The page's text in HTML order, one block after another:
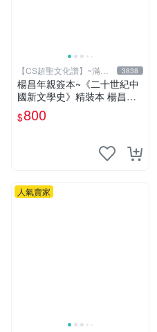
【CS超聖文化讚】~滿千
元送運
3838
楊昌年親簽本~《二十世紀中
國新文學史》精裝本 楊昌年
等著 駱駝 2005年 【CS超聖
文化2讚】
$800
人氣賣家